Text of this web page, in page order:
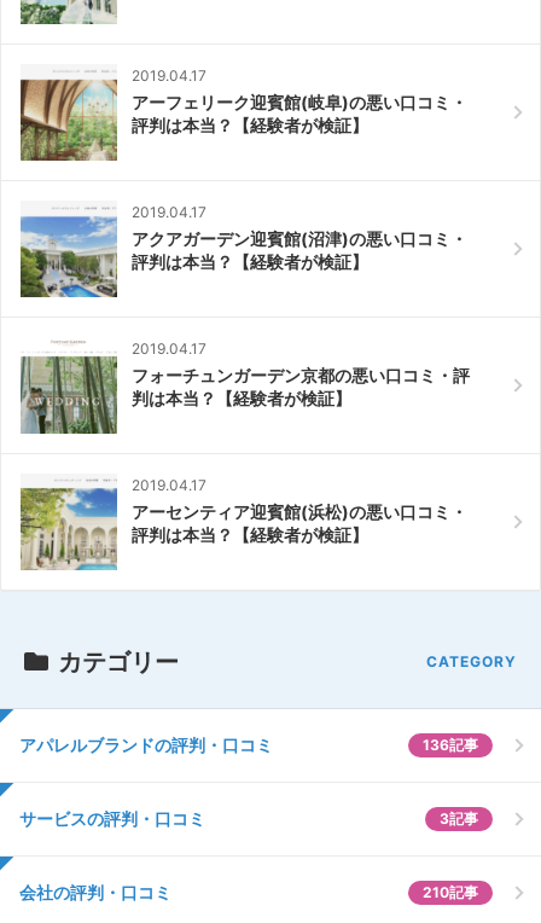
2019.04.17
アーフェリーク迎賓館(岐阜)の悪い口コミ・
評判は本当？【経験者が検証】
2019.04.17
アクアガーデン迎賓館(沼津)の悪い口コミ・
評判は本当？【経験者が検証】
2019.04.17
フォーチュンガーデン京都の悪い口コミ・評
判は本当？【経験者が検証】
2019.04.17
アーセンティア迎賓館(浜松)の悪い口コミ・
評判は本当？【経験者が検証】
カテゴリー
アパレルブランドの評判・口コミ 136記事
サービスの評判・口コミ 3記事
会社の評判・口コミ 210記事